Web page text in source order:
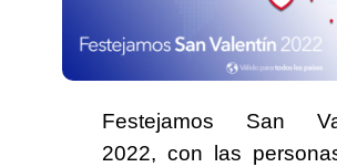
Festejamos San
2022, con las